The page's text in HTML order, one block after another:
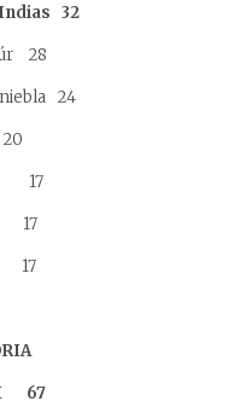
Indias 32
28
niebla 24
17
17
X 67